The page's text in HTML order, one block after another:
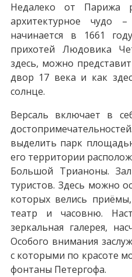
Недалеко от Парижа
архитектурное чудо
начинается в 1661
прихотей Людовика
здесь, можно
двор 17 века и как
солнце.
Версаль включает в
выделить парк
его территории
Большой Трианоны.
туристов. Здесь можно
которых велись
театр и часовню.
зеркальная галерея,
Особого внимания
с которыми по красоте
фонтаны Петергофа.